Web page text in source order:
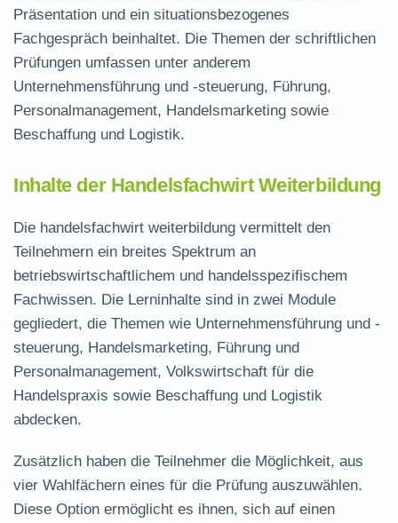
Präsentation und ein situationsbezogenes
Fachgespräch beinhaltet. Die Themen der schriftlichen
Prüfungen umfassen unter anderem
Unternehmensführung und -steuerung, Führung,
Personalmanagement, Handelsmarketing sowie
Beschaffung und Logistik.
Inhalte der Handelsfachwirt Weiterbildung
Die handelsfachwirt weiterbildung vermittelt den
Teilnehmern ein breites Spektrum an
betriebswirtschaftlichem und handelsspezifischem
Fachwissen. Die Lerninhalte sind in zwei Module
gegliedert, die Themen wie Unternehmensführung und -
steuerung, Handelsmarketing, Führung und
Personalmanagement, Volkswirtschaft für die
Handelspraxis sowie Beschaffung und Logistik
abdecken.
Zusätzlich haben die Teilnehmer die Möglichkeit, aus
vier Wahlfächern eines für die Prüfung auszuwählen.
Diese Option ermöglicht es ihnen, sich auf einen